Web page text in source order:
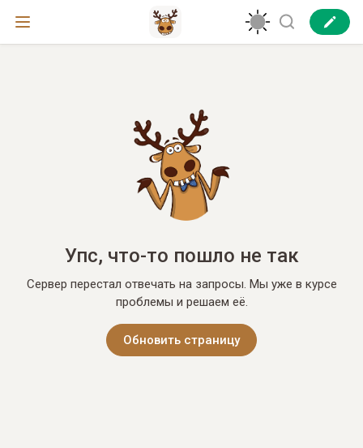
Упс, что-то пошло не так
Сервер перестал отвечать на запросы. Мы уже в курсе
проблемы и решаем её.
Обновить страницу